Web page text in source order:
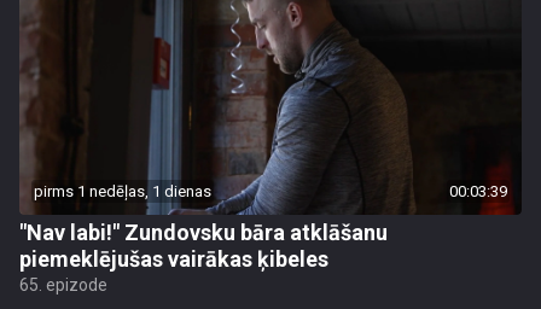
pirms 1 nedēļas, 1 dienas 00:03:39
"Nav labi!" Zundovsku bāra atklāšanu
piemeklējušas vairākas ķibeles
65. epizode